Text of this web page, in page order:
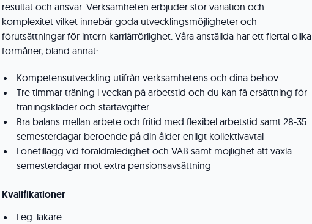
resultat och ansvar. Verksamheten erbjuder stor variation och
komplexitet vilket innebär goda utvecklingsmöjligheter och
förutsättningar för intern karriärrörlighet. Våra anställda har ett flertal olika
förmåner, bland annat:
Kompetensutveckling utifrån verksamhetens och dina behov
Tre timmar träning i veckan på arbetstid och du kan få ersättning för
träningskläder och startavgifter
Bra balans mellan arbete och fritid med flexibel arbetstid samt 28-35
semesterdagar beroende på din ålder enligt kollektivavtal
Lönetillägg vid föräldraledighet och VAB samt möjlighet att växla
semesterdagar mot extra pensionsavsättning
Kvalifikationer
Leg. läkare